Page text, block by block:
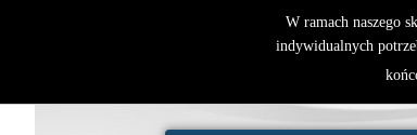
W ramach naszego
indywidualnych